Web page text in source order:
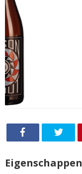
Eigenschappen